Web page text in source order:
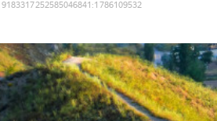
9183317252585046841 :1786109532